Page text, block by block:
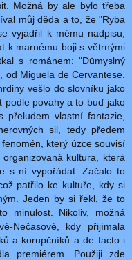
Možná by ale bylo třeba
můj děda a to, že "Ryba
vyjádřil k mému nadpisu,
k marnému boji s větrnými
s románem: "Důmyslný
Miguela de Cervantese.
vešlo do slovníku jako
podle povahy a to buď jako
přeludem vlastní fantazie,
sil, tedy předem
který úzce souvisí
kultura, která
s ní vypořádat. Začalo to
patřilo ke kultuře, kdy si
Jeden by si řekl, že to
minulost. Nikoliv, možná
Nečasové, kdy přijímala
a korupčníků a de facto i
premiérem. Použiji zde